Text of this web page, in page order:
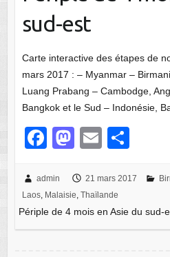
sud-est
Carte interactive des étapes de
mars 2017 : – Myanmar –
Luang Prabang – Cambodge,
Bangkok et le Sud – Indonésie,
F
c
e
b
M
st
o
d
E
ail ta
g
er
admin 21 mars 2017
Laos, Malaisie, Thaïlande
Périple de 4 mois en Asie du sud-